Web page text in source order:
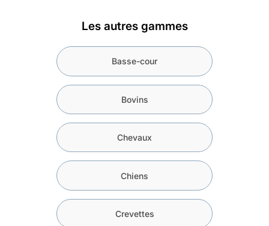
Les autres gammes
Basse-cour
Bovins
Chevaux
Chiens
Crevettes